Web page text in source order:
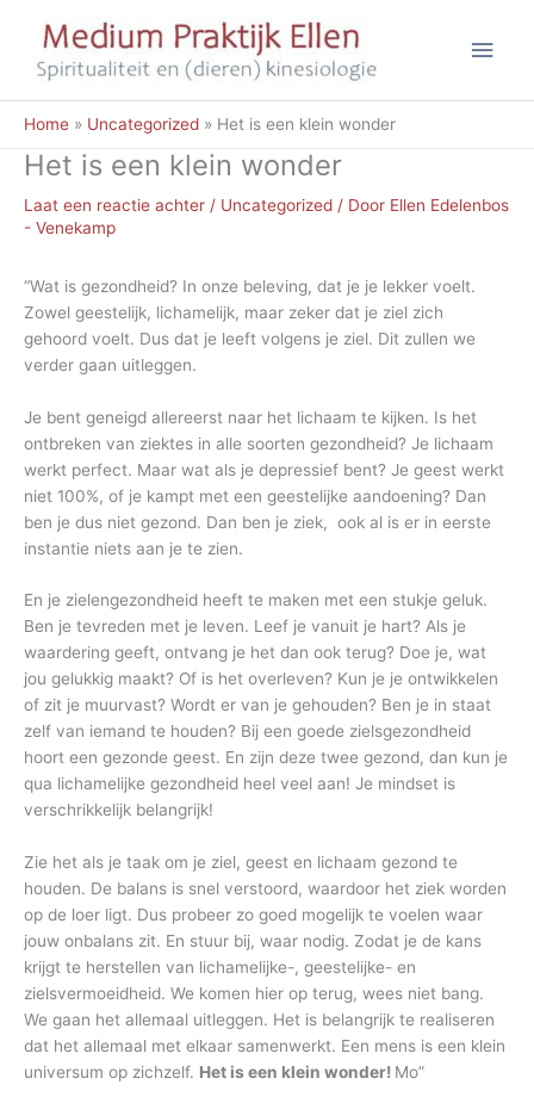
Home Uncategorized Het is een klein wonder
Het is een klein wonder
Laat een reactie achter / Uncategorized / Door Ellen Edelenbos
- Venekamp
“Wat is gezondheid? In onze beleving, dat je je lekker voelt.
Zowel geestelijk, lichamelijk, maar zeker dat je ziel zich
gehoord voelt. Dus dat je leeft volgens je ziel. Dit zullen we
verder gaan uitleggen.
Je bent geneigd allereerst naar het lichaam te kijken. Is het
ontbreken van ziektes in alle soorten gezondheid? Je lichaam
werkt perfect. Maar wat als je depressief bent? Je geest werkt
niet 100%, of je kampt met een geestelijke aandoening? Dan
ben je dus niet gezond. Dan ben je ziek, ook al is er in eerste
instantie niets aan je te zien.
En je zielengezondheid heeft te maken met een stukje geluk.
Ben je tevreden met je leven. Leef je vanuit je hart? Als je
waardering geeft, ontvang je het dan ook terug? Doe je, wat
jou gelukkig maakt? Of is het overleven? Kun je je ontwikkelen
of zit je muurvast? Wordt er van je gehouden? Ben je in staat
zelf van iemand te houden? Bij een goede zielsgezondheid
hoort een gezonde geest. En zijn deze twee gezond, dan kun je
qua lichamelijke gezondheid heel veel aan! Je mindset is
verschrikkelijk belangrijk!
Zie het als je taak om je ziel, geest en lichaam gezond te
houden. De balans is snel verstoord, waardoor het ziek worden
op de loer ligt. Dus probeer zo goed mogelijk te voelen waar
jouw onbalans zit. En stuur bij, waar nodig. Zodat je de kans
krijgt te herstellen van lichamelijke-, geestelijke- en
zielsvermoeidheid. We komen hier op terug, wees niet bang.
We gaan het allemaal uitleggen. Het is belangrijk te realiseren
dat het allemaal met elkaar samenwerkt. Een mens is een klein
universum op zichzelf. Het is een klein wonder! Mo”